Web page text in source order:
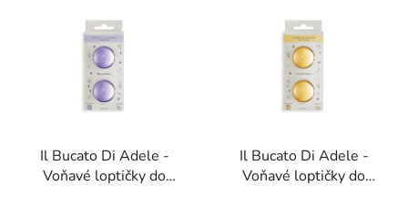
Il Bucato Di Adele -
Voňavé loptičky do
Il Bucato Di Adele -
Voňavé loptičky do